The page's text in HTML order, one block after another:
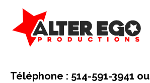
Téléphone : 514-591-3941 ou